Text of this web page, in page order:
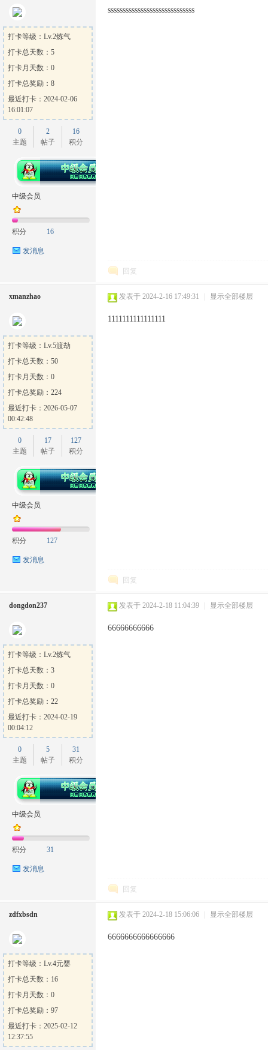
打卡等级：Lv.2炼气
打卡总天数：5
打卡月天数：0
打卡总奖励：8
最近打卡：2024-02-06
16:01:07
0
主题
2
帖子
16
积分
中级会员
积分 16
发消息
sssssssssssssssssssssssssssss
回复
xmanzhao
打卡等级：Lv.5渡劫
打卡总天数：50
打卡月天数：0
打卡总奖励：224
最近打卡：2026-05-07
00:42:48
0
主题
17
帖子
127
积分
中级会员
积分 127
发消息
发表于 2024-2-16 17:49:31 显示全部楼层
1111111111111111
回复
dongdon237
打卡等级：Lv.2炼气
打卡总天数：3
打卡月天数：0
打卡总奖励：22
最近打卡：2024-02-19
00:04:12
0
主题
5
帖子
31
积分
中级会员
积分 31
发消息
发表于 2024-2-18 11:04:39 显示全部楼层
66666666666
回复
zdfxbsdn
打卡等级：Lv.4元婴
打卡总天数：16
打卡月天数：0
打卡总奖励：97
最近打卡：2025-02-12
12:37:55
发表于 2024-2-18 15:06:06 显示全部楼层
6666666666666666